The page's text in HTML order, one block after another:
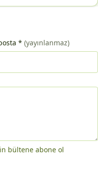
* (yayınlanmaz)
bültene abone ol